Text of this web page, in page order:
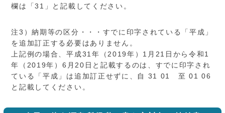
欄は「31」と記載してください。
注3）納期等の区分・・・すでに印字されている「平成」
を追加訂正する必要はありません。
上記例の場合、平成31年（2019年）1月21日から令和1
年（2019年）6月20日と記載するのは、すでに印字され
ている「平成」は追加訂正せずに、自 31 01 至 01 06
と記載してください。